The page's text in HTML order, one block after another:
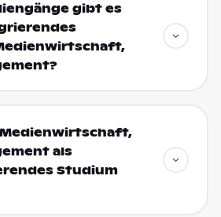
gibt es
Medienwirtschaft,
als
Studium